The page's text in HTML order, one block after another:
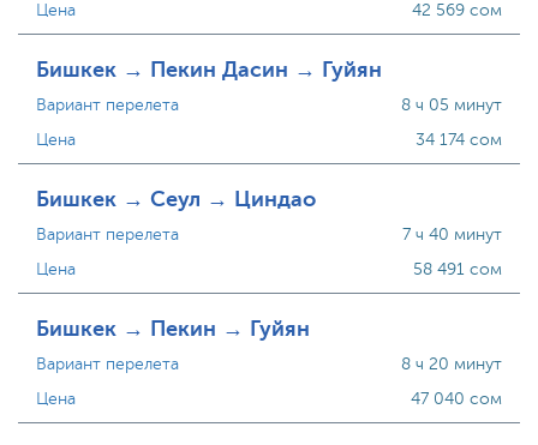
Цена
42 569 сом
Бишкек → Пекин Дасин → Гуйян
Вариант перелета
Цена
8 ч 05 минут
34 174 сом
Бишкек → Сеул → Циндао
Вариант перелета
Цена
7 ч 40 минут
58 491 сом
Бишкек → Пекин → Гуйян
Вариант перелета
Цена
8 ч 20 минут
47 040 сом